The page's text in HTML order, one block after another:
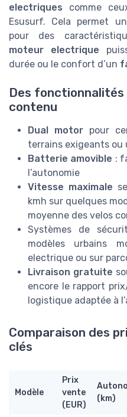
electriques comme
Esusurf. Cela permet
pour des
moteur electrique
durée ou le confort d’un
Des
contenu
Dual motorpour
terrains exigeants ou
Batterie amovible :
l’autonomie
Vitesse maximale
kmh sur quelques
moyenne des velos
Systèmes de
modèles urbains
electrique ou sur
Livraison gratuite
encore le rapport
logistique adaptée à
Comparaison des
clés
Modèle
Prix
vente
(EUR)
(km)